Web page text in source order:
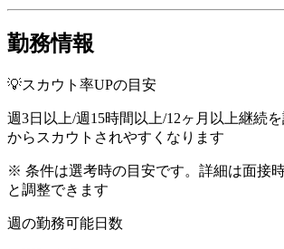
勤務情報
💡スカウト率UPの目安
週3日以上/週15時間以上/12ヶ月以上継続
からスカウトされやすくなります
※ 条件は選考時の目安です。詳細は面接
と調整できます
週の勤務可能日数